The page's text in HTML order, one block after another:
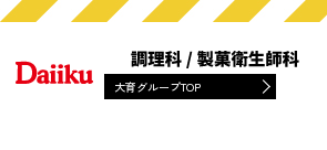
大育グループTOP